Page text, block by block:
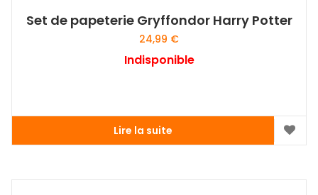
Set de papeterie Gryffondor Harry Potter
24,99 €
Indisponible
Lire la suite